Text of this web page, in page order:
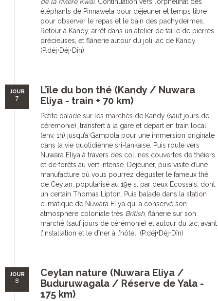
éléphants de Pinnawela pour déjeuner et temps libre
pour observer le repas et le bain des pachydermes.
Retour à Kandy, arrêt dans un atelier de taille de pierres
précieuses, et flânerie autour du joli lac de Kandy.
(P.déj+Déj+Dîn)
JOUR
7
L’île du bon thé (Kandy / Nuwara
Eliya - train + 70 km)
Petite balade sur les marchés de Kandy (sauf jours de
cérémonie), transfert à la gare et départ en train local
(env. 1h) jusqu’à Gampola pour une immersion originale
dans la vie quotidienne sri-lankaise. Puis route vers
Nuwara Eliya à travers des collines couvertes de théiers
et de forêts au vert intense. Déjeuner, puis visite d’une
manufacture où vous pourrez déguster le fameux thé
de Ceylan, popularisé au 19e s. par deux Ecossais, dont
un certain Thomas Lipton. Puis balade dans la station
climatique de Nuwara Eliya qui a conservé son
atmosphère coloniale très British, flânerie sur son
marché (sauf jours de cérémonie) et autour du lac, avant
l’installation et le dîner à l’hôtel. (P.déj+Déj+Dîn)
JOUR
8
Ceylan nature (Nuwara Eliya /
Buduruwagala / Réserve de Yala -
175 km)